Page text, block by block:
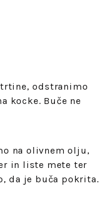
odstranimo
kocke. Buče ne
na olivnem olju,
in liste mete ter
da je buča pokrita.